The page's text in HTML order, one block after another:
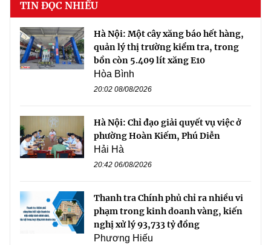
TIN ĐỌC NHIỀU
Hà Nội: Một cây xăng báo hết hàng,
quản lý thị trường kiểm tra, trong
bồn còn 5.409 lít xăng E10
Hòa Bình
20:02 08/08/2026
Hà Nội: Chỉ đạo giải quyết vụ việc ở
phường Hoàn Kiếm, Phú Diễn
Hải Hà
20:42 06/08/2026
Thanh tra Chính phủ chỉ ra nhiều vi
phạm trong kinh doanh vàng, kiến
nghị xử lý 93,733 tỷ đồng
Phương Hiếu